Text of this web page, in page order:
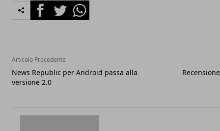
FacebookTwitterWhatsapp
Articolo Precedente
News Republic per Android passa alla
versione 2.0